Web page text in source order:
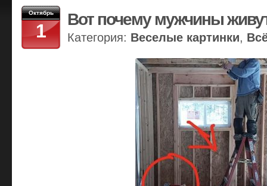
Октябрь
1
Вот почему мужчины
Категория: Веселые картинки,